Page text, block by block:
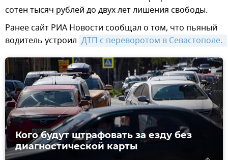
сотен тысяч рублей до двух лет лишения свободы.
Ранее сайт РИА Новости сообщал о том, что пьяный
водитель устроил
Кого будут штрафовать за езду без
диагностической карты